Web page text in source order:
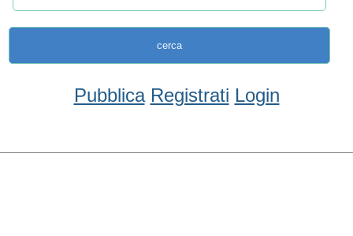
Pubblica Registrati Login
Condividi
Facebook
WhatsApp
TwitterEmail